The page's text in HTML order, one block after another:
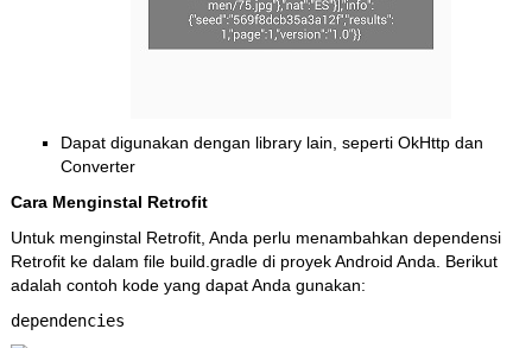
Dapat digunakan dengan library lain, seperti OkHttp dan
Converter
Cara Menginstal Retrofit
Untuk menginstal Retrofit, Anda perlu menambahkan dependensi
Retrofit ke dalam file build.gradle di proyek Android Anda. Berikut
adalah contoh kode yang dapat Anda gunakan:
dependencies